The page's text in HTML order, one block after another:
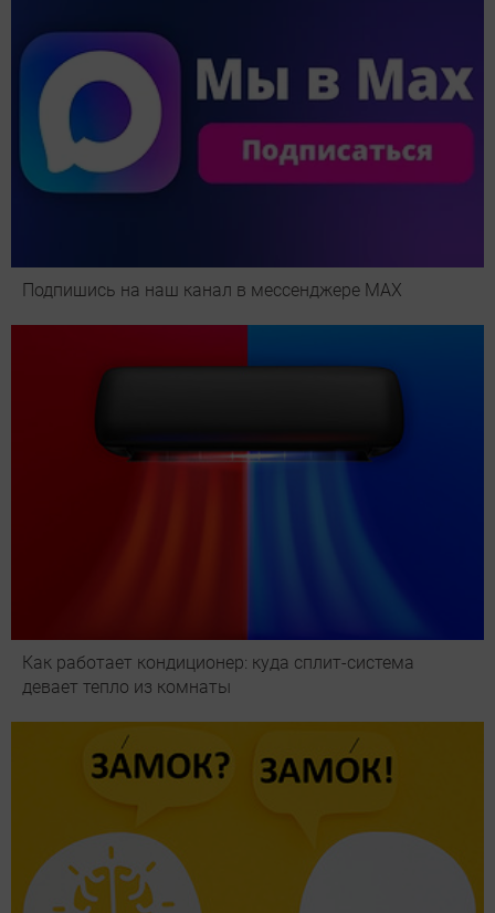
Подпишись на наш канал в мессенджере МАХ
Как работает кондиционер: куда сплит-система
девает тепло из комнаты